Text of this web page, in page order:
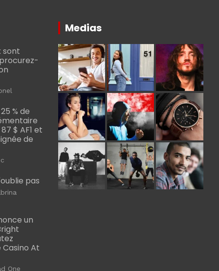
sont
% de
$ AF1 et
de
pas
un
Casino At
One
Medias